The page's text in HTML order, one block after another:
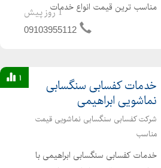
مناسب ترین قیمت انواع خدمات
کفسابی اعم از کفسابی پارکینگ پارکت
1 روز پیش
09103955112
1
خدمات کفسابی سنگسابی
نماشویی ابراهیمی
شرکت کفسابی سنگسابی نماشویی قیمت
مناسب
خدمات کفسابی سنگسابی ابراهیمی با